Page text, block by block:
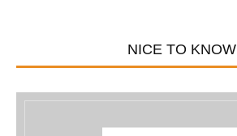
NICE TO KNOW